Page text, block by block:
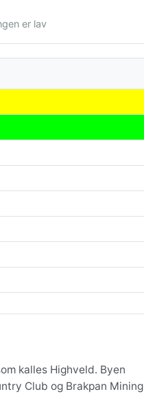
er lav
kalles Highveld. Byen
Club og Brakpan Mining